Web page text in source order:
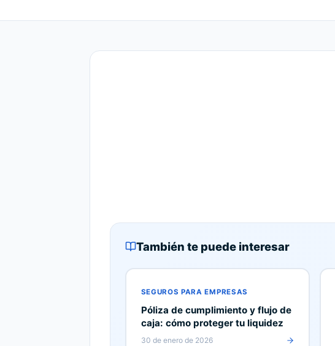
También te puede interesar
SEGUROS PARA EMPRESAS
Póliza de cumplimiento y flujo de
caja: cómo proteger tu liquidez
30 de enero de 2026